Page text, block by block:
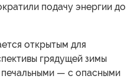
подачу энергии до
открытым для
грядущей зимы
— с опасными